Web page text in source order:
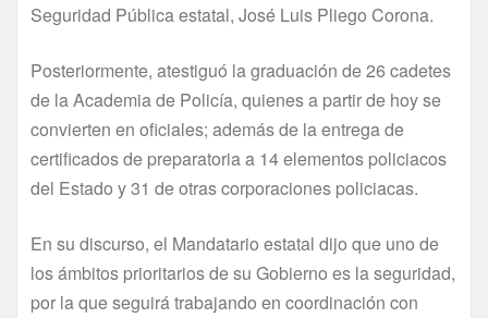
Seguridad Pública estatal, José Luis Pliego Corona.
Posteriormente, atestiguó la graduación de 26 cadetes
de la Academia de Policía, quienes a partir de hoy se
convierten en oficiales; además de la entrega de
certificados de preparatoria a 14 elementos policiacos
del Estado y 31 de otras corporaciones policiacas.
En su discurso, el Mandatario estatal dijo que uno de
los ámbitos prioritarios de su Gobierno es la seguridad,
por la que seguirá trabajando en coordinación con